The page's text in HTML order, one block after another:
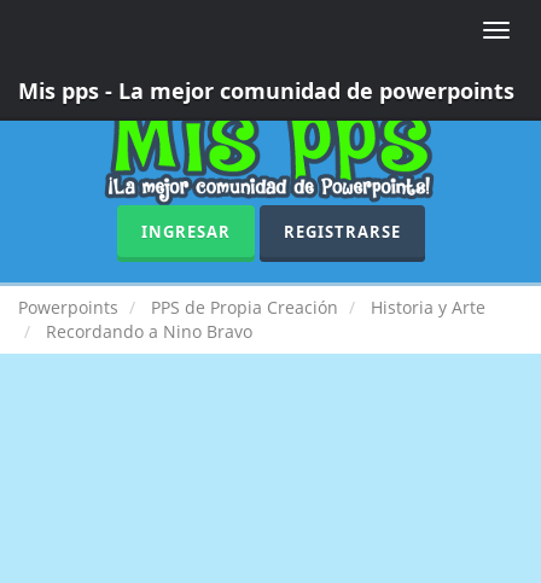
Toggle
Mis pps - La mejor comunidad de powerpoints
INGRESAR REGISTRARSE
Powerpoints PPS de Propia Creación
Historia y Arte
Recordando a Nino Bravo